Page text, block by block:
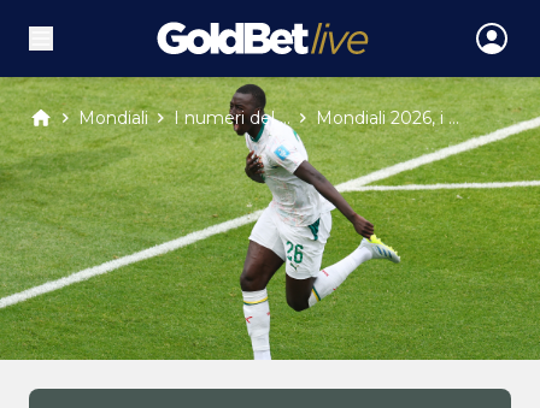
Mondiali I numeri del ... Mondiali 2026, i ...